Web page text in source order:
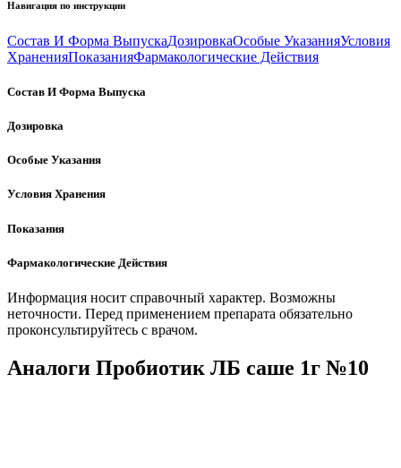
Навигация по инструкции
Состав И Форма ВыпускаДозировкаОсобые УказанияУсловия
ХраненияПоказанияФармакологические Действия
Состав И Форма Выпуска
Дозировка
Особые Указания
Условия Хранения
Показания
Фармакологические Действия
Информация носит справочный характер. Возможны
неточности. Перед применением препарата обязательно
проконсультируйтесь с врачом.
Аналоги Пробиотик ЛБ саше 1г №10